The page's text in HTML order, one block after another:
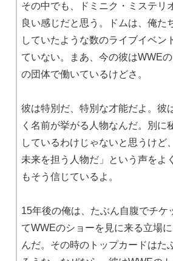
その中でも、ドミニク・ミステリ
良い感じだと思う。ドムは、俺た
していたような数のライブイベン
ていない。まあ、今の彼はWWE
の団体で働いているけどさ。
彼は特別だ、特別な才能だよ。彼
く名前が挙がる人物なんだ。別に
しているわけじゃないと思うけど
未来を担う人物だ」という声をよ
もそう信じているよ。
15年後の俺は、たぶん自腹でチケ
てWWEのショーを見に来る立場
んだ。その時のトップカードはた